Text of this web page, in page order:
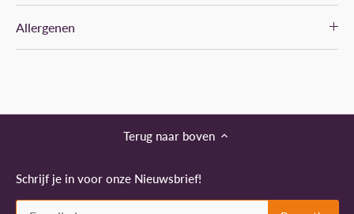
Allergenen
Terug naar boven
Schrijf je in voor onze Nieuwsbrief!